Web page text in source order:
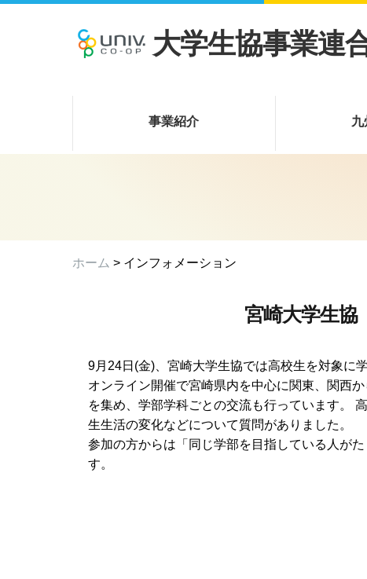
大学生協事業連
事業紹介 九
ホーム > インフォメーション
宮崎大学生
9月24日(金)、宮崎大学生協では高校生を対象に
オンライン開催で宮崎県内を中心に関東、関西
を集め、学部学科ごとの交流も行っています。
生生活の変化などについて質問がありました。
参加の方からは「同じ学部を目指している人が
す。